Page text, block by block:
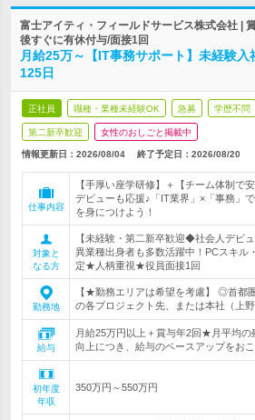
富士アイティ・フィールドサービス株式会社 |
後すぐに有休付与/面接1回
月給25万～【IT事務サポート】未経験
125日
正社員 職種・業種未経験OK 急募 学歴不問
第二新卒歓迎 女性のおしごと掲載中
情報更新日：2026/08/04 終了予定日： 2026/08/20
仕事内容
【手厚い座学研修】＋【チーム体制で
デビューも応援♪「IT業界」×「事務」
を身につけよう！
対象と
なる方
【未経験・第二新卒歓迎◆社会人デビ
異業種出身者も多数活躍中！PCスキル
定★人柄重視★役員面接1回
勤務地
【★勤務エリアは希望を考慮】 ◎首都
の各プロジェクト先、または本社（上
給与
月給25万円以上＋賞与年2回★月平均
向上につき、給与のベースアップをお
初年度
年収
350万円～550万円